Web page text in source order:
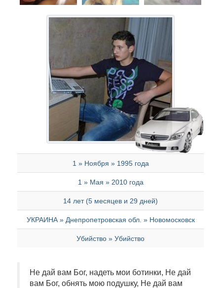
1 » Ноября » 1995 года
1 » Мая » 2010 года
14 лет (5 месяцев и 29 дней)
УКРАИНА » Днепропетровская обл. » Новомосковск
Убийство » Убийство
Не дай вам Бог, надеть мои ботинки, Не дай
вам Бог, обнять мою подушку, Не дай вам